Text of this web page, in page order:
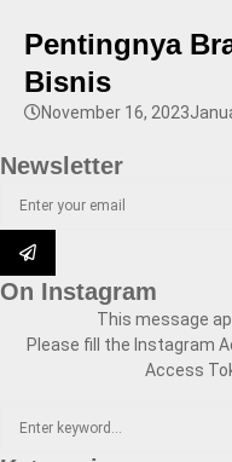
Pentingnya
Bisnis
November 16, 2023
Newsletter
On Instagram
This message
Please fill the Instagram
Access